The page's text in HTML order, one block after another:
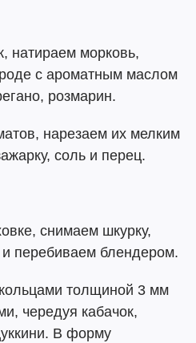
натираем морковь,
с ароматным маслом
розмарин.
нарезаем их мелким
соль и перец.
снимаем шкурку,
перебиваем блендером.
толщиной 3 мм
чередуя кабачок,
В форму